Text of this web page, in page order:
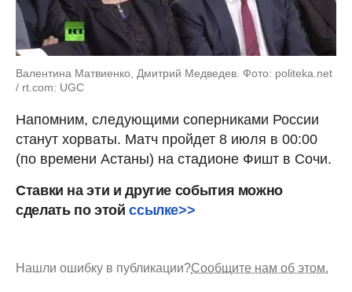
Валентина Матвиенко, Дмитрий Медведев. Фото: politeka.net
/ rt.com: UGC
Напомним, следующими соперниками России
станут хорваты. Матч пройдет 8 июля в 00:00
(по времени Астаны) на стадионе Фишт в Сочи.
Ставки на эти и другие события можно
сделать по этойссылке>>
Нашли ошибку в публикации?Сообщите нам об этом.